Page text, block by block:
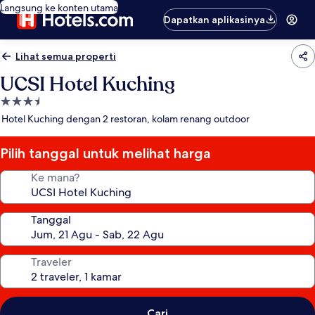
Langsung ke konten utama
Dapatkan aplikasinya
Lihat semua properti
UCSI Hotel Kuching
Properti
bintang
Hotel Kuching dengan 2 restoran, kolam renang outdoor
Pilih tanggal untuk melihat harga
Ke mana?
Tanggal
Traveler